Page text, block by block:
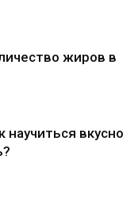
жиров в
научиться вкусно